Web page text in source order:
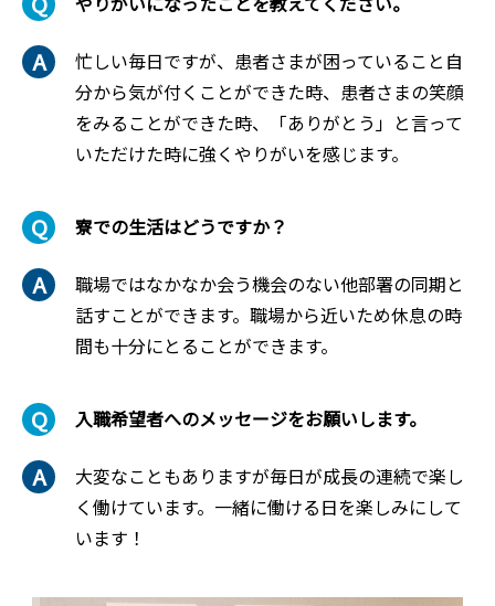
忙しい毎日ですが、患者さまが困っていること自
分から気が付くことができた時、患者さまの笑顔
をみることができた時、「ありがとう」と言って
いただけた時に強くやりがいを感じます。
寮での生活はどうですか？
職場ではなかなか会う機会のない他部署の同期と
話すことができます。職場から近いため休息の時
間も十分にとることができます。
入職希望者へのメッセージをお願いします。
大変なこともありますが毎日が成長の連続で楽し
く働けています。一緒に働ける日を楽しみにして
います！